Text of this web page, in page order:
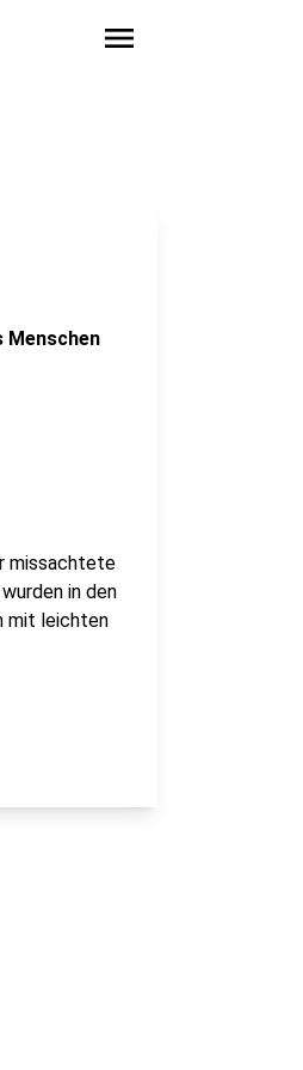
menu
Menschen
missachtete
in den
mit leichten